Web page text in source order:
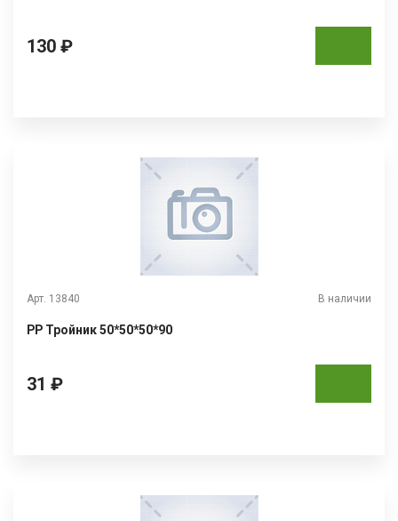
130 ₽
Арт. 13840 В наличии
РР Тройник 50*50*50*90
31 ₽